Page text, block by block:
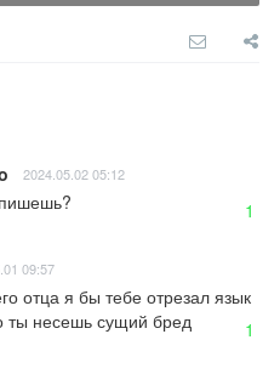
2024.05.02 05:12
1
09:57
отца я бы тебе отрезал язык
ты несешь сущий бред
1